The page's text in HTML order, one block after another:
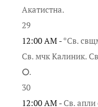
Акатистна.
29
12:00 AM -*Св.
Св. мчк Калиник.
⭘.
30
12:00 AM - Св. апли